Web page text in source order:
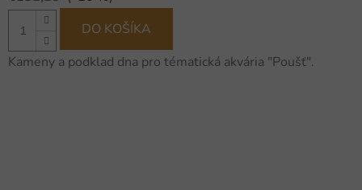
DO KOŠÍKA
Kameny a podklad dna pro tématická akvária "Poušť".